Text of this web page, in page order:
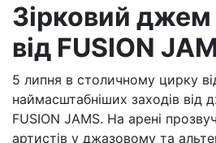
Зірковий
від FUSION
5 липня в столичному цирку
наймасштабніших заходів від
FUSION JAMS. На арені
артистів у джазовому та